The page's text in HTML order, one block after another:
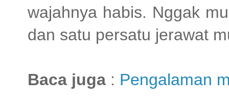
wajahnya habis. Nggak
dan satu persatu jerawat
Baca juga : Pengalaman